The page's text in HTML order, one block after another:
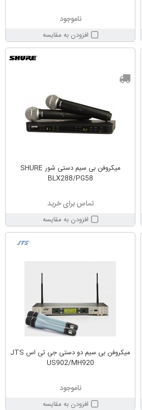
ناموجود
افزودن به مقایسه
میکروفن بی سیم دستی شور SHURE
BLX288/PG58
تماس برای خرید
افزودن به مقایسه
میکروفن بی سیم دو دستی جی تی اس JTS
US902/MH920
ناموجود
افزودن به مقایسه